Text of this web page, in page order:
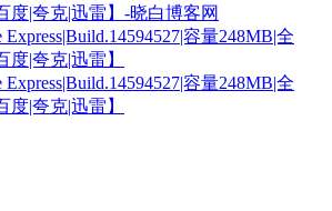
容量248MB|全
|夸克|迅雷】
容量248MB|全
|夸克|迅雷】